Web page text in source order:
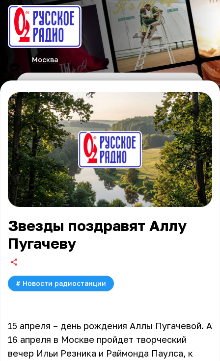
Москва
Звезды поздравят Аллу
Пугачеву
# Новости радиостанции
15 апреля – день рождения Аллы Пугачевой. А
16 апреля в Москве пройдет творческий
вечер Ильи Резника и Раймонда Паулса, к